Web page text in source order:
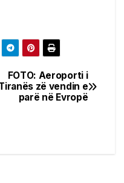
FOTO: Aeroporti i
zë vendin e
parë në Evropë